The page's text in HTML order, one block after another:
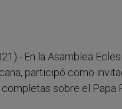
En la Asamblea
participó como
sobre el Papa